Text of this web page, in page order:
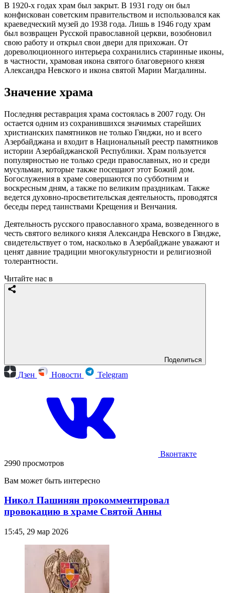
В 1920-х годах храм был закрыт. В 1931 году он был
конфискован советским правительством и использовался как
краеведческий музей до 1938 года. Лишь в 1946 году храм
был возвращен Русской православной церкви, возобновил
свою работу и открыл свои двери для прихожан. От
дореволюционного интерьера сохранились старинные иконы,
в частности, храмовая икона святого благоверного князя
Александра Невского и икона святой Марии Магдалины.
Значение храма
Последняя реставрация храма состоялась в 2007 году. Он
остается одним из сохранившихся значимых старейших
христианских памятников не только Гянджи, но и всего
Азербайджана и входит в Национальный реестр памятников
истории Азербайджанской Республики. Храм пользуется
популярностью не только среди православных, но и среди
мусульман, которые также посещают этот Божий дом.
Богослужения в храме совершаются по субботним и
воскресным дням, а также по великим праздникам. Также
ведется духовно-просветительская деятельность, проводятся
беседы перед таинствами Крещения и Венчания.
Деятельность русского православного храма, возведенного в
честь святого великого князя Александра Невского в Гяндже,
свидетельствует о том, насколько в Азербайджане уважают и
ценят давние традиции многокультурности и религиозной
толерантности.
Читайте нас в
Поделиться
Дзен Новости Telegram
Вконтакте
2990 просмотров
Вам может быть интересно
Никол Пашинян прокомментировал
провокацию в храме Святой Анны
15:45, 29 мар 2026